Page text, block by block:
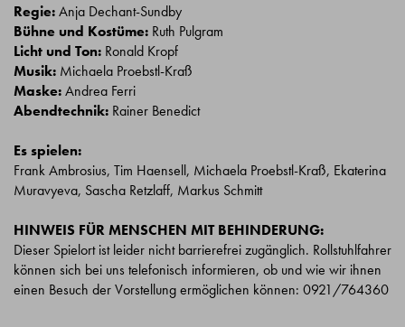
Regie:Anja Dechant-Sundby
Bühne und Kostüme: Ruth Pulgram
Licht und Ton: Ronald Kropf
Musik: Michaela Proebstl-Kraß
Maske:Andrea Ferri
Abendtechnik: Rainer Benedict
Es spielen:
Frank Ambrosius, Tim Haensell, Michaela Proebstl-Kraß, Ekaterina
Muravyeva, Sascha Retzlaff, Markus Schmitt
HINWEIS FÜR MENSCHEN MIT BEHINDERUNG:
Dieser Spielort ist leider nicht barrierefrei zugänglich. Rollstuhlfahrer
können sich bei uns telefonisch informieren, ob und wie wir ihnen
einen Besuch der Vorstellung ermöglichen können: 0921/764360